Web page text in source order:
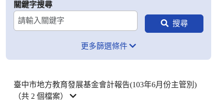
關鍵字搜尋
更多篩選條件
臺中市地方教育發展基金會計報告(103年6月份主管別)
（共 2 個檔案）